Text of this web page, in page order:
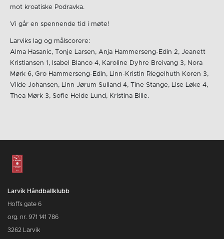
mot kroatiske Podravka.
Vi går en spennende tid i møte!
Larviks lag og målscorere:
Alma Hasanic, Tonje Larsen, Anja Hammerseng-Edin 2, Jeanett
Kristiansen 1, Isabel Blanco 4, Karoline Dyhre Breivang 3, Nora
Mørk 6, Gro Hammerseng-Edin, Linn-Kristin Riegelhuth Koren 3,
Vilde Johansen, Linn Jørum Sulland 4, Tine Stange, Lise Løke 4,
Thea Mørk 3, Sofie Heide Lund, Kristina Bille.
Larvik Håndballklubb
Hoffs gate 6
org. nr. 971 141 786
3262 Larvik